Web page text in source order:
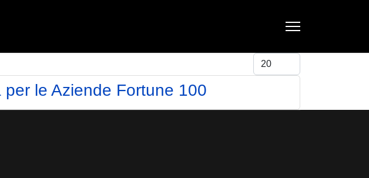
Visualizza #
le Aziende Fortune 100